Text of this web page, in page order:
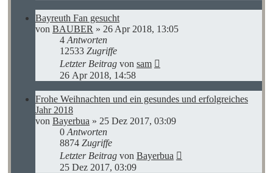
Bayreuth Fan gesucht
von BAUBER » 26 Apr 2018, 13:05
4 Antworten
12533 Zugriffe
Letzter Beitrag von sam
26 Apr 2018, 14:58
Frohe Weihnachten und ein gesundes und erfolgreiches
Jahr 2018
von Bayerbua » 25 Dez 2017, 03:09
0 Antworten
8874 Zugriffe
Letzter Beitrag von Bayerbua
25 Dez 2017, 03:09